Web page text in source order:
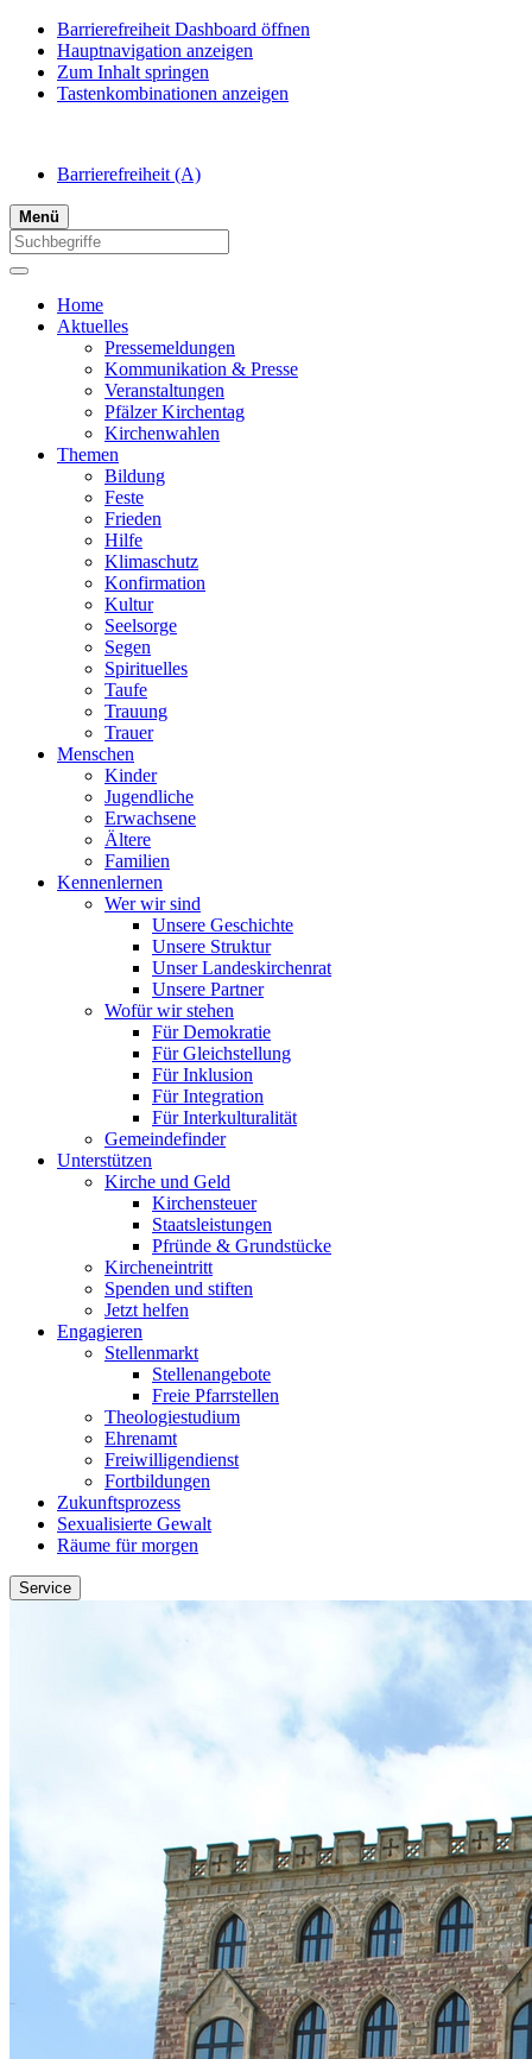
Barrierefreiheit Dashboard öffnen
Hauptnavigation anzeigen
Zum Inhalt springen
Tastenkombinationen anzeigen
Barrierefreiheit (A)
Menü
Home
Aktuelles
Pressemeldungen
Kommunikation & Presse
Veranstaltungen
Pfälzer Kirchentag
Kirchenwahlen
Themen
Bildung
Feste
Frieden
Hilfe
Klimaschutz
Konfirmation
Kultur
Seelsorge
Segen
Spirituelles
Taufe
Trauung
Trauer
Menschen
Kinder
Jugendliche
Erwachsene
Ältere
Familien
Kennenlernen
Wer wir sind
Unsere Geschichte
Unsere Struktur
Unser Landeskirchenrat
Unsere Partner
Wofür wir stehen
Für Demokratie
Für Gleichstellung
Für Inklusion
Für Integration
Für Interkulturalität
Gemeindefinder
Unterstützen
Kirche und Geld
Kirchensteuer
Staatsleistungen
Pfründe & Grundstücke
Kircheneintritt
Spenden und stiften
Jetzt helfen
Engagieren
Stellenmarkt
Stellenangebote
Freie Pfarrstellen
Theologiestudium
Ehrenamt
Freiwilligendienst
Fortbildungen
Zukunftsprozess
Sexualisierte Gewalt
Räume für morgen
Service